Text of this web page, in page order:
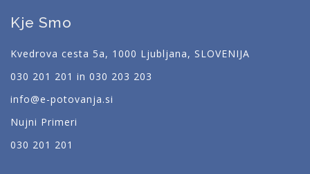
Kje Smo
Kvedrova cesta 5a, 1000 Ljubljana, SLOVENIJA
030 201 201 in 030 203 203
info@e-potovanja.si
Nujni Primeri
030 201 201